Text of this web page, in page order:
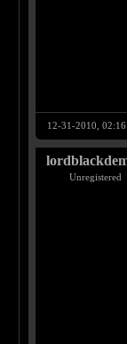
12-31-2010,
Unregistered